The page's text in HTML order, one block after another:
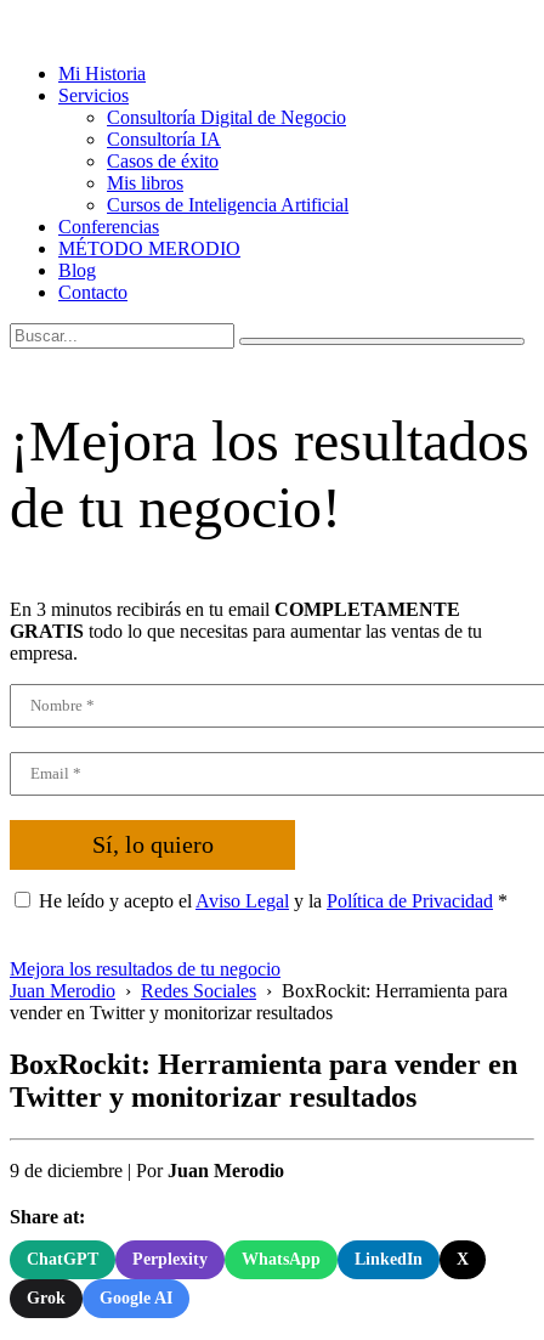
Mi Historia
Servicios
Consultoría Digital de Negocio
Consultoría IA
Casos de éxito
Mis libros
Cursos de Inteligencia Artificial
Conferencias
MÉTODO MERODIO
Blog
Contacto
¡Mejora los resultados
de tu negocio!
En 3 minutos recibirás en tu email COMPLETAMENTE
GRATIS todo lo que necesitas para aumentar las ventas de tu
empresa.
Sí, lo quiero
He leído y acepto el Aviso Legal y la Política de Privacidad *
Mejora los resultados de tu negocio
Juan Merodio › Redes Sociales › BoxRockit: Herramienta para
vender en Twitter y monitorizar resultados
BoxRockit: Herramienta para vender en
Twitter y monitorizar resultados
9 de diciembre | PorJuan Merodio
Share at:
ChatGPT Perplexity WhatsApp LinkedIn X
Grok Google AI